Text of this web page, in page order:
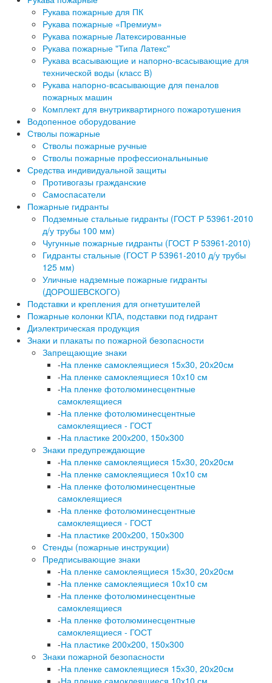
Рукава пожарные для ПК
Рукава пожарные «Премиум»
Рукава пожарные Латексированные
Рукава пожарные "Типа Латекс"
Рукава всасывающие и напорно-всасывающие для
технической воды (класс В)
Рукава напорно-всасывающие для пеналов
пожарных машин
Комплект для внутриквартирного пожаротушения
Водопенное оборудование
Стволы пожарные
Стволы пожарные ручные
Стволы пожарные профессиональныные
Средства индивидуальной защиты
Противогазы гражданские
Самоспасатели
Пожарные гидранты
Подземные стальные гидранты (ГОСТ Р 53961-2010
д/у трубы 100 мм)
Чугунные пожарные гидранты (ГОСТ Р 53961-2010)
Гидранты стальные (ГОСТ Р 53961-2010 д/у трубы
125 мм)
Уличные надземные пожарные гидранты
(ДОРОШЕВСКОГО)
Подставки и крепления для огнетушителей
Пожарные колонки КПА, подставки под гидрант
Диэлектрическая продукция
Знаки и плакаты по пожарной безопасности
Запрещающие знаки
-На пленке самоклеящиеся 15х30, 20х20см
-На пленке самоклеящиеся 10х10 см
-На пленке фотолюминесцентные
самоклеящиеся
-На пленке фотолюминесцентные
самоклеящиеся - ГОСТ
-На пластике 200х200, 150х300
Знаки предупреждающие
-На пленке самоклеящиеся 15х30, 20х20см
-На пленке самоклеящиеся 10х10 см
-На пленке фотолюминесцентные
самоклеящиеся
-На пленке фотолюминесцентные
самоклеящиеся - ГОСТ
-На пластике 200х200, 150х300
Стенды (пожарные инструкции)
Предписывающие знаки
-На пленке самоклеящиеся 15х30, 20х20см
-На пленке самоклеящиеся 10х10 см
-На пленке фотолюминесцентные
самоклеящиеся
-На пленке фотолюминесцентные
самоклеящиеся - ГОСТ
-На пластике 200х200, 150х300
Знаки пожарной безопасности
-На пленке самоклеящиеся 15х30, 20х20см
-На пленке самоклеящиеся 10х10 см